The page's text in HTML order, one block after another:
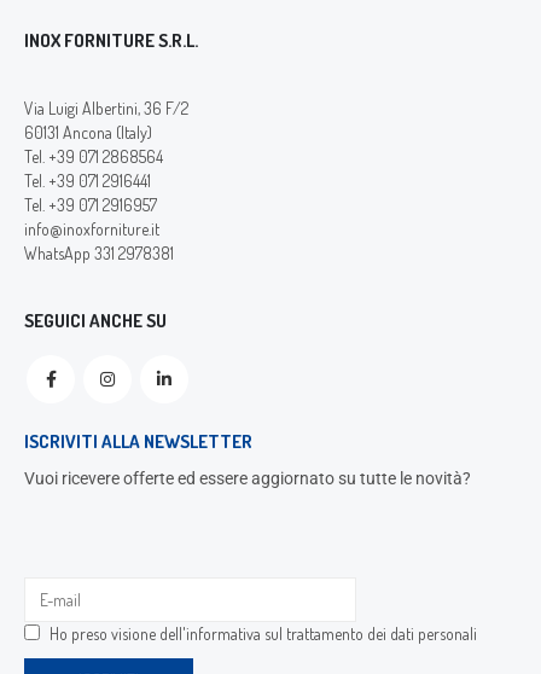
INOX FORNITURE S.R.L.
Via Luigi Albertini, 36 F/2
60131 Ancona (Italy)
Tel. +39 071 2868564
Tel. +39 071 2916441
Tel. +39 071 2916957
info@inoxforniture.it
WhatsApp 331 2978381
SEGUICI ANCHE SU
ISCRIVITI ALLA NEWSLETTER
Vuoi ricevere offerte ed essere aggiornato su tutte le novità?
Ho preso visione dell'informativa sul trattamento dei dati personali